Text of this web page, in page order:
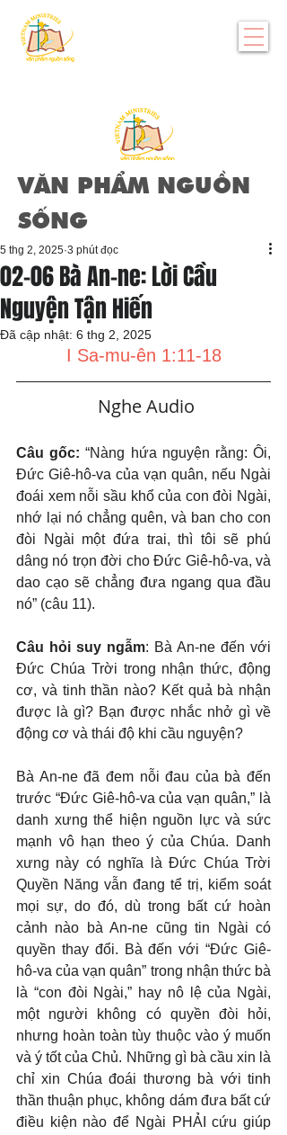
VĂN PHẨM NGUỒN
SỐNG
02-06 Bà An-ne: Lời Cầu
Nguyện Tận Hiến
5 thg 2, 2025 3 phút đọc
Đã cập nhật: 6 thg 2, 2025
I Sa-mu-ên 1:11-18
   Nghe Audio
Câu gốc: “Nàng hứa nguyện rằng: Ôi,
Đức Giê-hô-va của vạn quân, nếu Ngài
đoái xem nỗi sầu khổ của con đòi Ngài,
nhớ lại nó chẳng quên, và ban cho con
đòi Ngài một đứa trai, thì tôi sẽ phú
dâng nó trọn đời cho Đức Giê-hô-va, và
dao cạo sẽ chẳng đưa ngang qua đầu
nó” (câu 11).
Câu hỏi suy ngẫm: Bà An-ne đến với
Đức Chúa Trời trong nhận thức, động
cơ, và tinh thần nào? Kết quả bà nhận
được là gì? Bạn được nhắc nhở gì về
động cơ và thái độ khi cầu nguyện?
Bà An-ne đã đem nỗi đau của bà đến
trước “Đức Giê-hô-va của vạn quân,” là
danh xưng thể hiện nguồn lực và sức
mạnh vô hạn theo ý của Chúa. Danh
xưng này có nghĩa là Đức Chúa Trời
Quyền Năng vẫn đang tể trị, kiểm soát
mọi sự, do đó, dù trong bất cứ hoàn
cảnh nào bà An-ne cũng tin Ngài có
quyền thay đổi. Bà đến với “Đức Giê-
hô-va của vạn quân” trong nhận thức bà
là “con đòi Ngài,” hay nô lệ của Ngài,
một người không có quyền đòi hỏi,
nhưng hoàn toàn tùy thuộc vào ý muốn
và ý tốt của Chủ. Những gì bà cầu xin là
chỉ xin Chúa đoái thương bà với tinh
thần thuận phục, không dám đưa bất cứ
điều kiện nào để Ngài PHẢI cứu giúp